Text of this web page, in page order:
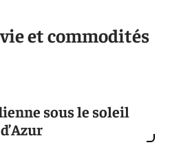
et commodités
sous le soleil